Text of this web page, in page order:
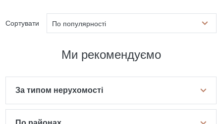
Сортувати По популярності
Ми рекомендуємо
За типом нерухомості